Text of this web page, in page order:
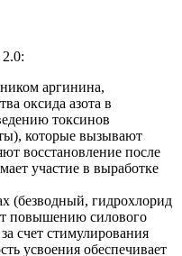
аргинина,
оксида азота в
токсинов
которые вызывают
восстановление после
участие в выработке
(безводный, гидрохлорид
повышению силового
счет стимулирования
усвоения обеспечивает